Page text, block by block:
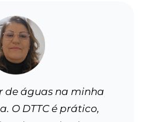
de águas na minha
O DTTC é prático,